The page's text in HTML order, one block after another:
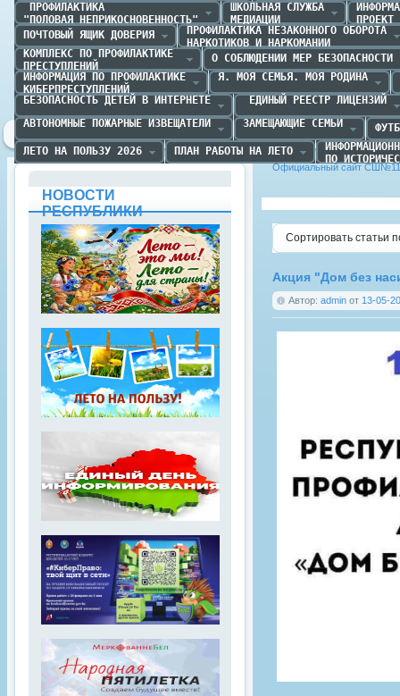
ПРОФИЛАКТИКА
"ПОЛОВАЯ НЕПРИКОСНОВЕННОСТЬ"
ШКОЛЬНАЯ СЛУЖБА
МЕДИАЦИИ
ПОЧТОВЫЙ ЯЩИК ДОВЕРИЯ
ПРОФИЛАКТИКА НЕЗАКОННОГО ОБОРОТА
НАРКОТИКОВ И НАРКОМАНИИ
КОМПЛЕКС ПО ПРОФИЛАКТИКЕ
ПРЕСТУПЛЕНИЙ
О СОБЛЮДЕНИИ МЕР БЕЗОПАСНОСТИ
ИНФОРМАЦИЯ ПО ПРОФИЛАКТИКЕ
КИБЕРПРЕСТУПЛЕНИЙ
Я. МОЯ СЕМЬЯ. МОЯ РОДИНА
БЕЗОПАСНОСТЬ ДЕТЕЙ В ИНТЕРНЕТЕ
ЕДИНЫЙ РЕЕСТР ЛИЦЕНЗИЙ
АВТОНОМНЫЕ ПОЖАРНЫЕ ИЗВЕЩАТЕЛИ
ЗАМЕЩАЮЩИЕ СЕМЬИ
ЛЕТО НА ПОЛЬЗУ 2026
ПЛАН РАБОТЫ НА ЛЕТО
ПО
Официальный сайт СШ№11
Сортировать статьи
Акция "Дом без
Автор: admin от 13-05-
НОВОСТИ
РЕСПУБЛИКИ